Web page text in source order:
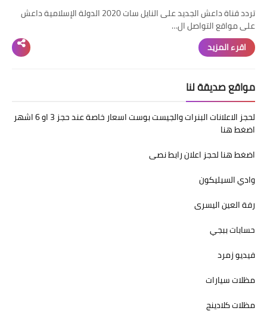
تردد قناة داعش الجديد على النايل سات 2020 الدولة الإسلامية داعش
على مواقع التواصل ال…
اقرء المزيد
مواقع صديقة لنا
لحجز الاعلانات البنرات والجيست بوست اسعار خاصة عند حجز 3 او 6 اشهر
اضغط هنا
اضغط هنا لحجز اعلان رابط نصى
وادي السيليكون
رفة العين اليسرى
حسابات ببجي
فيديو زمرد
مظلات سيارات
مظلات كلادينج